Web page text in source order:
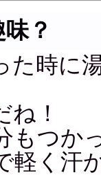
？
た時に
ね！
もつか
軽く汗